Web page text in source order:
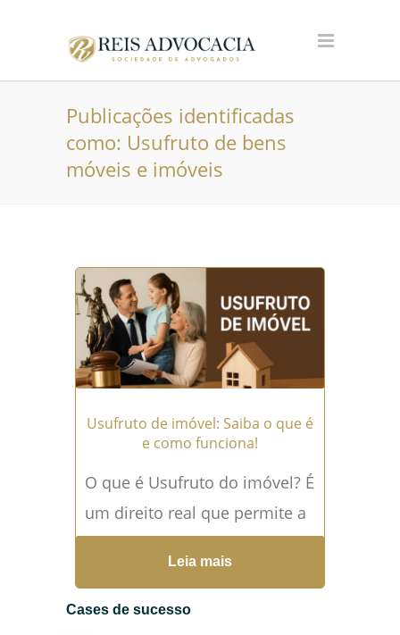
Publicações identificadas
como: Usufruto de bens
móveis e imóveis
Usufruto de imóvel: Saiba o que é
e como funciona!
O que é Usufruto do imóvel? É
um direito real que permite a
uma pessoa (usufrutuário)
usar e gozar de um bem...
Leia mais →
Leia mais
Cases de sucesso